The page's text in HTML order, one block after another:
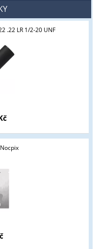
.22 LR 1/2-20 UNF